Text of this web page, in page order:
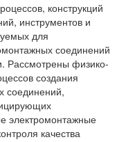
конструкций
инструментов и
для
соединений
Рассмотрены физико-
создания
соединений,
электромонтажные
качества